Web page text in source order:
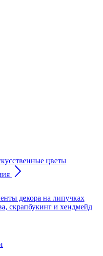
цветы
декора на липучках
скрапбукинг и хендмейд